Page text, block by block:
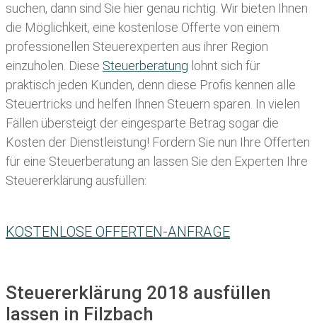
suchen, dann sind Sie hier genau richtig. Wir bieten Ihnen
die Möglichkeit, eine kostenlose Offerte von einem
professionellen Steuerexperten aus ihrer Region
einzuholen. Diese Steuerberatung lohnt sich für
praktisch jeden Kunden, denn diese Profis kennen alle
Steuertricks und helfen Ihnen Steuern sparen. In vielen
Fällen übersteigt der eingesparte Betrag sogar die
Kosten der Dienstleistung! Fordern Sie nun Ihre Offerten
für eine Steuerberatung an lassen Sie den Experten Ihre
Steuererklärung ausfüllen:
KOSTENLOSE OFFERTEN-ANFRAGE
Steuererklärung 2018 ausfüllen
lassen in Filzbach